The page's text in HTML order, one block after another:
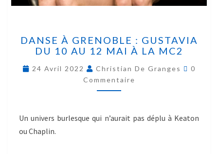
DANSE À GRENOBLE : GUSTAVIA
DU 10 AU 12 MAI À LA MC2
24 Avril 2022 Christian De Granges
0
Commentaire
Un univers burlesque qui n’aurait pas déplu à Keaton
ou Chaplin.